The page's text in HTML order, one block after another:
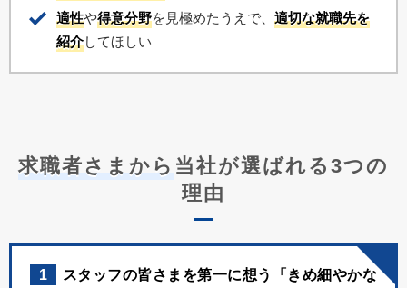
適性や得意分野を見極めたうえで、 適切な就職先を
紹介してほしい
求職者さまから 当社が選ばれる3つの
理由
1
スタッフの皆さまを第一に想う「きめ細やかな